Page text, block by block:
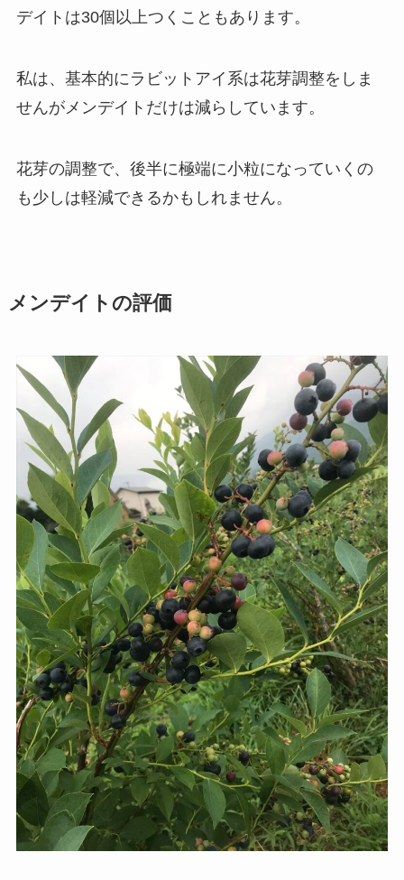
デイトは30個以上つくこともあります。
私は、基本的にラビットアイ系は花芽調整をしま
せんがメンデイトだけは減らしています。
花芽の調整で、後半に極端に小粒になっていくの
も少しは軽減できるかもしれません。
メンデイトの評価